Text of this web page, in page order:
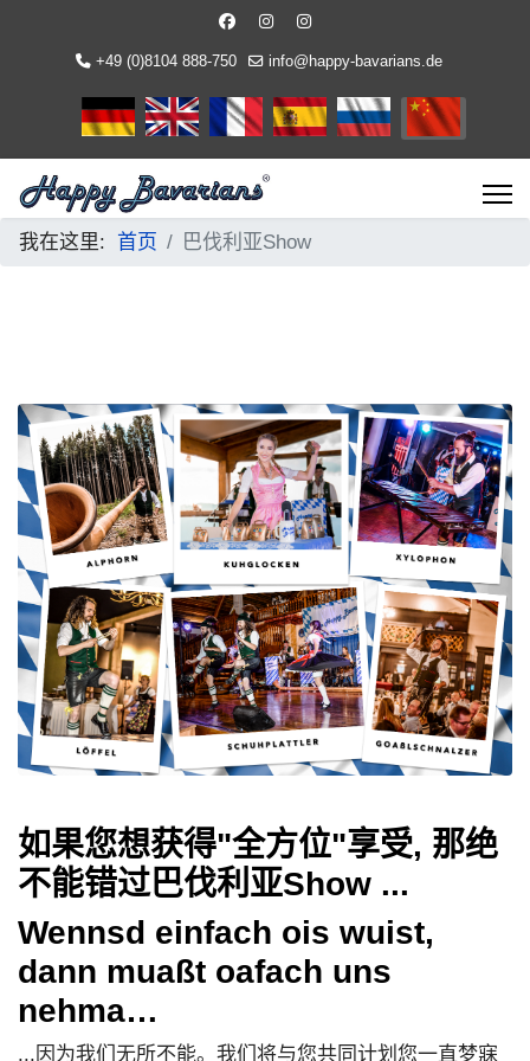
+49 (0)8104 888-750 info@happy-bavarians.de
选择你的语音
我在这里: 首页 巴伐利亚Show
如果您想获得"全方位"享受, 那绝
不能错过巴伐利亚Show ...
Wennsd einfach ois wuist,
dann muaßt oafach uns
nehma…
...因为我们无所不能。我们将与您共同计划您一直梦寐